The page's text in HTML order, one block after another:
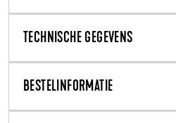
TECHNISCHE GEGEVENS
BESTELINFORMATIE